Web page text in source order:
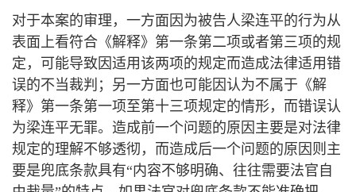
对于本案的审理，一方面因为被告人梁连平的行为从
表面上看符合《解释》第一条第二项或者第三项的规
定，可能导致因适用该两项的规定而造成法律适用错
误的不当裁判；另一方面也可能因认为不属于《解
释》第一条第一项至第十三项规定的情形，而错误认
为梁连平无罪。造成前一个问题的原因主要是对法律
规定的理解不够透彻，而造成后一个问题的原因则主
要是兜底条款具有“内容不够明确、往往需要法官自